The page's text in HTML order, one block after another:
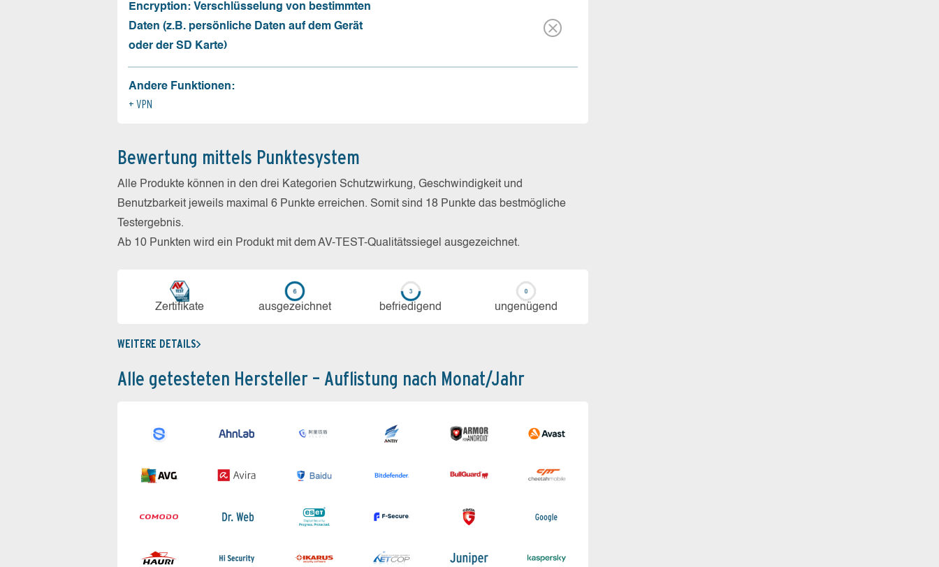
Encryption: Verschlüsselung von bestimmten
Daten (z.B. persönliche Daten auf dem Gerät
oder der SD Karte)
Andere Funktionen:
VPN
Bewertung mittels Punktesystem
Alle Produkte können in den drei Kategorien Schutzwirkung, Geschwindigkeit und
Benutzbarkeit jeweils maximal 6 Punkte erreichen. Somit sind 18 Punkte das bestmögliche
Testergebnis.
Ab 10 Punkten wird ein Produkt mit dem AV-TEST-Qualitätssiegel ausgezeichnet.
Zerti­fikate aus­ge­zeich­net be­frie­di­gend un­ge­nü­gend
WEITERE DETAILS
Alle getesteten Hersteller – Auflistung nach Monat/Jahr